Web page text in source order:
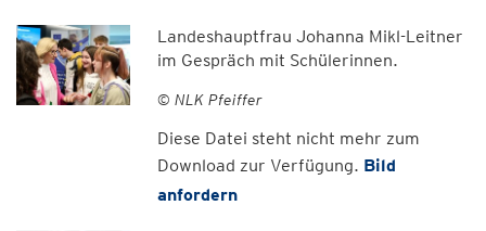
Landeshauptfrau Johanna Mikl-Leitner
im Gespräch mit Schülerinnen.
© NLK Pfeiffer
Diese Datei steht nicht mehr zum
Download zur Verfügung. Bild
anfordern